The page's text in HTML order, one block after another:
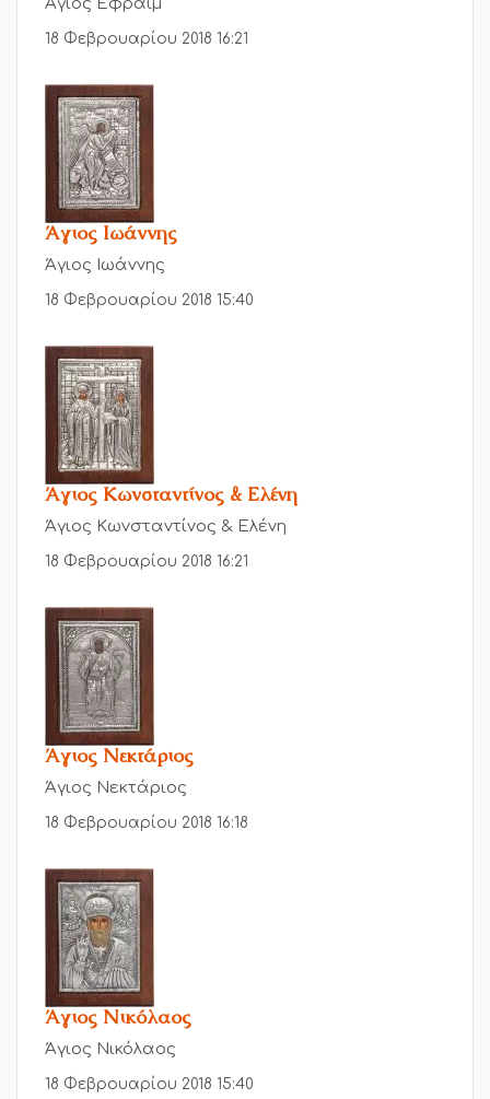
Άγιος Εφραίμ
18 Φεβρουαρίου 2018 16:21
Άγιος Ιωάννης
Άγιος Ιωάννης
18 Φεβρουαρίου 2018 15:40
Άγιος Κωνσταντίνος & Ελένη
Άγιος Κωνσταντίνος & Ελένη
18 Φεβρουαρίου 2018 16:21
Άγιος Νεκτάριος
Άγιος Νεκτάριος
18 Φεβρουαρίου 2018 16:18
Άγιος Νικόλαος
Άγιος Νικόλαος
18 Φεβρουαρίου 2018 15:40